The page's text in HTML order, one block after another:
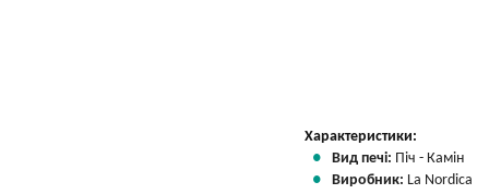
Характеристики:
Вид печі: Піч - Камін
Виробник: La Nordica